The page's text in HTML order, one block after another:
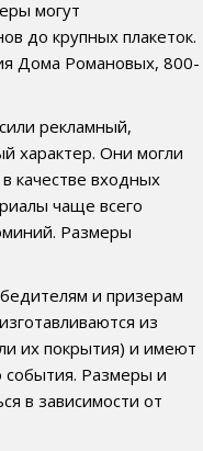
могут
до крупных плакеток.
Дома Романовых, 800-
рекламный,
характер. Они могли
качестве входных
чаще всего
Размеры
и призерам
из
их покрытия) и имеют
события. Размеры и
в зависимости от